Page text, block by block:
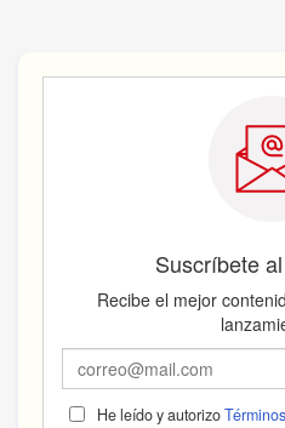
Suscríbete
Recibe el mejor
He leído y autorizo